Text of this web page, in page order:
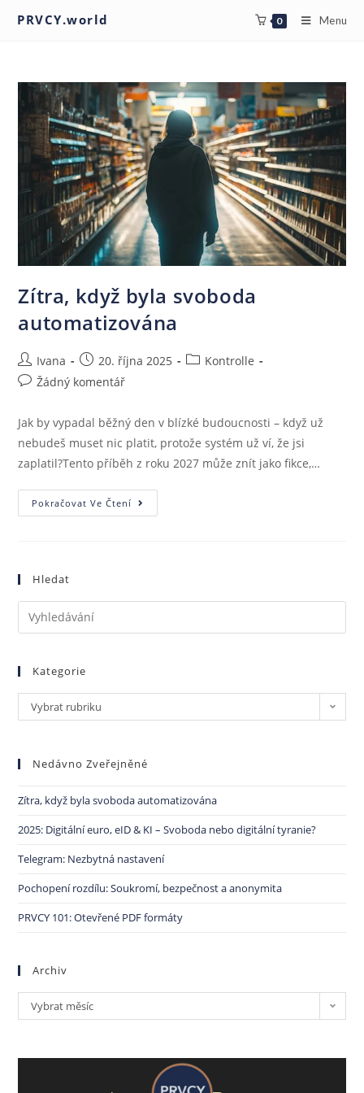
PRVCY.world 0 Menu
Zítra, když byla svoboda
automatizována
Ivana 20. října 2025
Kontrolle
Žádný komentář
Jak by vypadal běžný den v blízké budoucnosti – když už
nebudeš muset nic platit, protože systém už ví, že jsi
zaplatil?Tento příběh z roku 2027 může znít jako fikce,…
Pokračovat Ve Čtení
Hledat
Kategorie
Vybrat rubriku
Nedávno Zveřejněné
Zítra, když byla svoboda automatizována
2025: Digitální euro, eID & KI – Svoboda nebo digitální tyranie?
Telegram: Nezbytná nastavení
Pochopení rozdílu: Soukromí, bezpečnost a anonymita
PRVCY 101: Otevřené PDF formáty
Archiv
Vybrat měsíc